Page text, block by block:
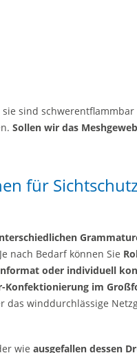
sind
Sollen wir das
für
nach Bedarf können Sie
oder individuell
Konfektionierung im
das winddurchlässige
wie ausgefallen dessen